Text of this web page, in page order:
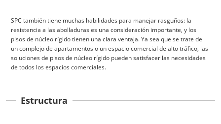
SPC también tiene muchas habilidades para manejar rasguños: la
resistencia a las abolladuras es una consideración importante, y los
pisos de núcleo rígido tienen una clara ventaja. Ya sea que se trate de
un complejo de apartamentos o un espacio comercial de alto tráfico, las
soluciones de pisos de núcleo rígido pueden satisfacer las necesidades
de todos los espacios comerciales.
Estructura